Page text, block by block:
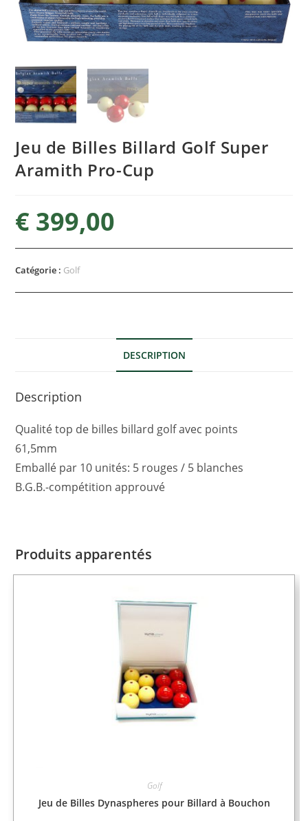
Jeu de Billes Billard Golf Super
Aramith Pro-Cup
€ 399,00
Catégorie : Golf
DESCRIPTION
Description
Qualité top de billes billard golf avec points
61,5mm
Emballé par 10 unités: 5 rouges / 5 blanches
B.G.B.-compétition approuvé
Produits apparentés
Golf
Jeu de Billes Dynaspheres pour Billard à Bouchon